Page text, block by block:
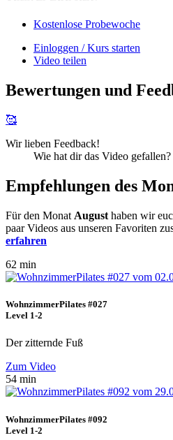
Kostenlose Probewoche
Einloggen / Kurs starten
Video teilen
Bewertungen und
🥰
Wir lieben Feedback!
Wie hat dir das Video gefallen?
Empfehlungen des
Für den Monat August haben wir
paar Videos aus unseren Favoriten
erfahren
62 min
WohnzimmerPilates #027
Level 1-2
Der zitternde Fuß
Zum Video
54 min
WohnzimmerPilates #092
Level 1-2